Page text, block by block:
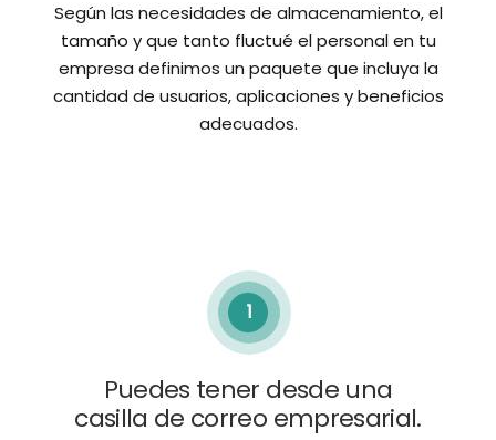
Según las necesidades de almacenamiento, el
tamaño y que tanto fluctué el personal en tu
empresa definimos un paquete que incluya la
cantidad de usuarios, aplicaciones y beneficios
adecuados.
1
Puedes tener desde una
casilla de correo empresarial.